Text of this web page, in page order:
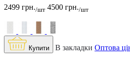
2499 грн./шт 4500 грн./шт
Купити В закладки Оптова